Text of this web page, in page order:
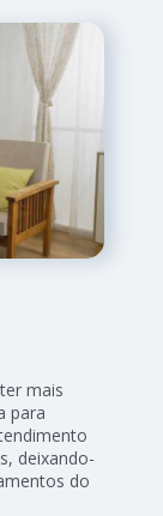
mais
para
deixando-
do